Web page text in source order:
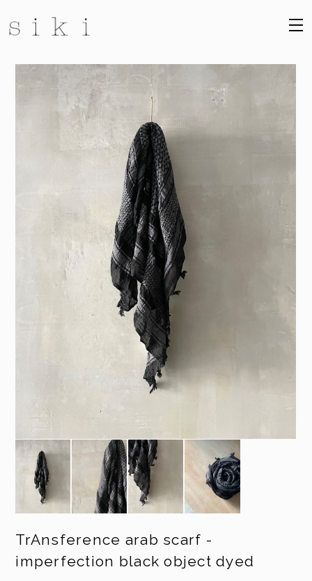
TrAnsference arab scarf -
imperfection black object dyed